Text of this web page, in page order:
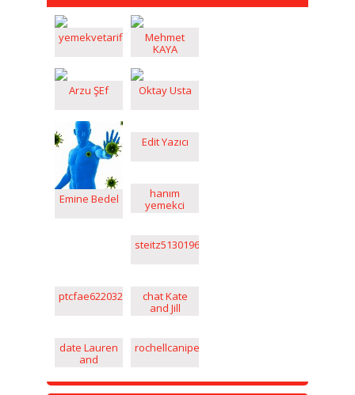
yemekvetarifleri
Mehmet
KAYA
Arzu ŞEf Oktay Usta
Emine Bedel
Edit Yazıcı
hanım
yemekci
steitz51301961
ptcfae6220321
chat Kate
and Jill
date Lauren
and
www.lendiplom.com
rochellcanipe2